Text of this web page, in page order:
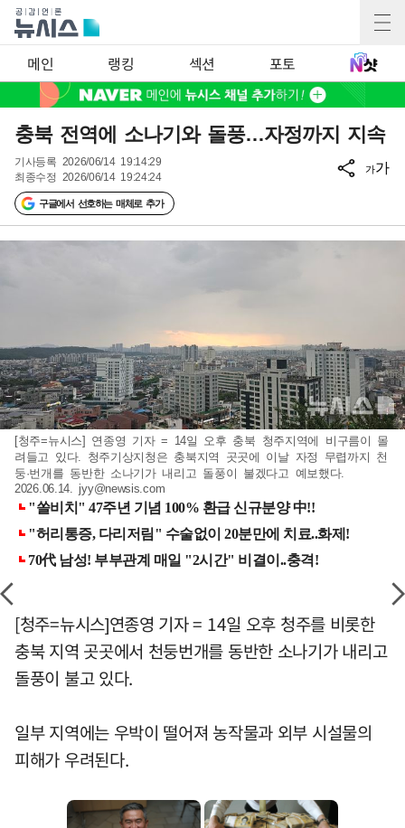
메인 랭킹 섹션 포토
충북 전역에 소나기와 돌풍…자정까지 지속
기사등록 2026/06/14 19:14:29
최종수정 2026/06/14 19:24:24
구글에서 선호하는 매체로 추가
가가
[청주=뉴시스] 연종영 기자 = 14일 오후 충북 청주지역에 비구름이 몰
려들고 있다. 청주기상지청은 충북지역 곳곳에 이날 자정 무렵까지 천
둥·번개를 동반한 소나기가 내리고 돌풍이 불겠다고 예보했다.
2026.06.14. jyy@newsis.com
[청주=뉴시스]연종영 기자 = 14일 오후 청주를 비롯한
충북 지역 곳곳에서 천둥번개를 동반한 소나기가 내리고
돌풍이 불고 있다.
일부 지역에는 우박이 떨어져 농작물과 외부 시설물의
피해가 우려된다.